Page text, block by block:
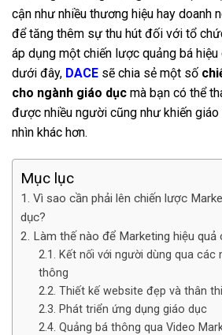
cận như nhiều thương hiệu hay doanh
để tăng thêm sự thu hút đối với tổ
áp dụng một chiến lược quảng bá hiệu
dưới đây, DACE sẽ chia sẻ một số
cho ngành giáo dục mà bạn có thể
được nhiều người cũng như khiến
nhìn khác hơn.
Mục lục
Vì sao cần phải lên chiến lược
dục?
Làm thế nào để Marketing hiệu quả
Kết nối với người dùng qua các
thông
Thiết kế website đẹp và thân
Phát triển ứng dụng giáo dục
Quảng bá thông qua Video